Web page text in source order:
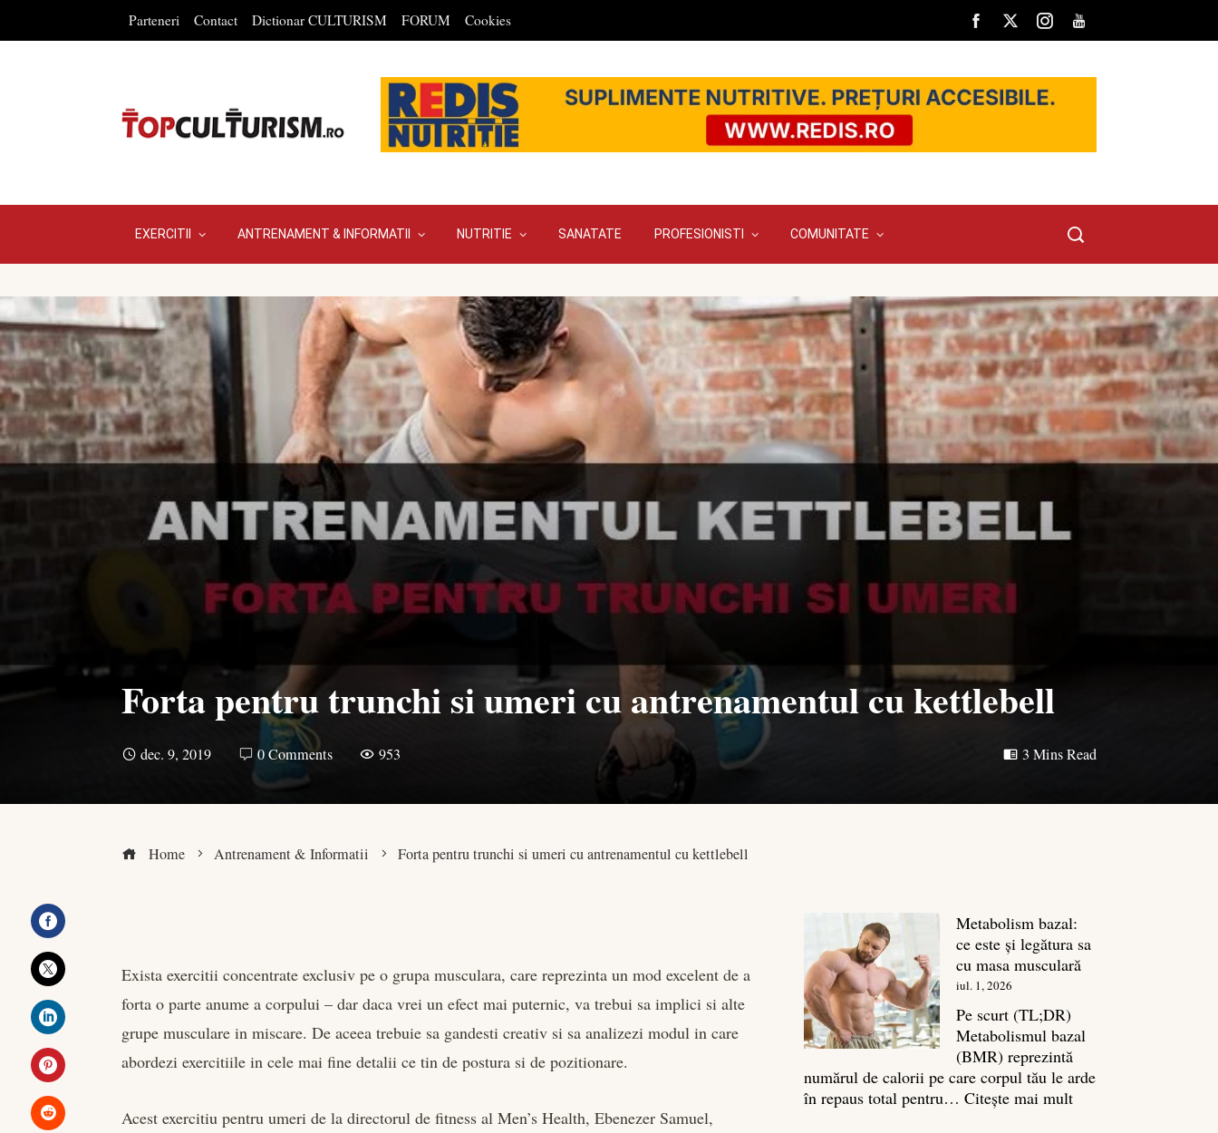
Parteneri Contact Dictionar CULTURISM FORUM Cookies
EXERCITII ANTRENAMENT & INFORMATII NUTRITIE SANATATE PROFESIONISTI COMUNITATE
Forta pentru trunchi si umeri cu antrenamentul cu kettlebell
dec. 9, 2019 0 Comments 953 3 Mins Read
Home Antrenament & Informatii Forta pentru trunchi si umeri cu antrenamentul cu kettlebell
Facebook
Twitter
LinkedIn
Pinterest
Exista exercitii concentrate exclusiv pe o grupa musculara, care reprezinta un mod excelent de a
forta o parte anume a corpului – dar daca vrei un efect mai puternic, va trebui sa implici si alte
grupe musculare in miscare. De aceea trebuie sa gandesti creativ si sa analizezi modul in care
abordezi exercitiile in cele mai fine detalii ce tin de postura si de pozitionare.
Acest exercitiu pentru umeri de la directorul de fitness al Men’s Health, Ebenezer Samuel,
Metabolism bazal:
ce este și legătura sa
cu masa musculară
iul. 1, 2026
Pe scurt (TL;DR)
Metabolismul bazal
(BMR) reprezintă
numărul de calorii pe care corpul tău le arde
în repaus total pentru…Citește mai mult: